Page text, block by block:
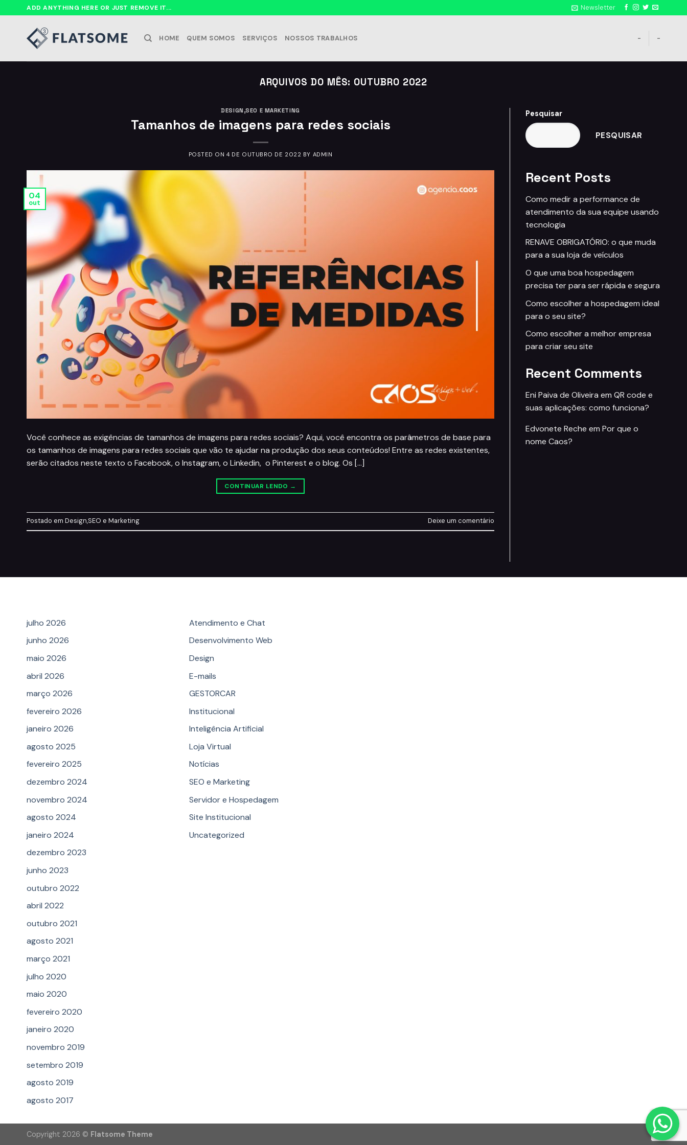
para
conteúdo
ADD ANYTHING HERE OR JUST REMOVE IT... Newsletter
HOME QUEM SOMOS SERVIÇOS NOSSOS TRABALHOS - -
ARQUIVOS DO MÊS: OUTUBRO 2022
DESIGN ,SEO E MARKETING
Tamanhos de imagens para redes sociais
POSTED ON4 DE OUTUBRO DE 2022 BY ADMIN
04
out
Você conhece as exigências de tamanhos de imagens para redes sociais? Aqui, você encontra os parâmetros de base para
os tamanhos de imagens para redes sociais que vão te ajudar na produção dos seus conteúdos! Entre as redes existentes,
serão citados neste texto o Facebook, o Instagram, o Linkedin, o Pinterest e o blog. Os […]
CONTINUAR LENDO →
Postado em Design,SEO e Marketing Deixe um comentário
Pesquisar
PESQUISAR
Recent Posts
Como medir a performance de
atendimento da sua equipe usando
tecnologia
RENAVE OBRIGATÓRIO: o que muda
para a sua loja de veículos
O que uma boa hospedagem
precisa ter para ser rápida e segura
Como escolher a hospedagem ideal
para o seu site?
Como escolher a melhor empresa
para criar seu site
Recent Comments
Eni Paiva de Oliveira em QR code e
suas aplicações: como funciona?
Edvonete Reche em Por que o
nome Caos?
julho 2026
junho 2026
maio 2026
abril 2026
março 2026
fevereiro 2026
janeiro 2026
agosto 2025
fevereiro 2025
dezembro 2024
novembro 2024
agosto 2024
janeiro 2024
dezembro 2023
junho 2023
outubro 2022
abril 2022
outubro 2021
agosto 2021
março 2021
julho 2020
maio 2020
fevereiro 2020
janeiro 2020
novembro 2019
setembro 2019
agosto 2019
agosto 2017
Atendimento e Chat
Desenvolvimento Web
Design
E-mails
GESTORCAR
Institucional
Inteligência Artificial
Loja Virtual
Notícias
SEO e Marketing
Servidor e Hospedagem
Site Institucional
Uncategorized
Copyright 2026 © Flatsome Theme